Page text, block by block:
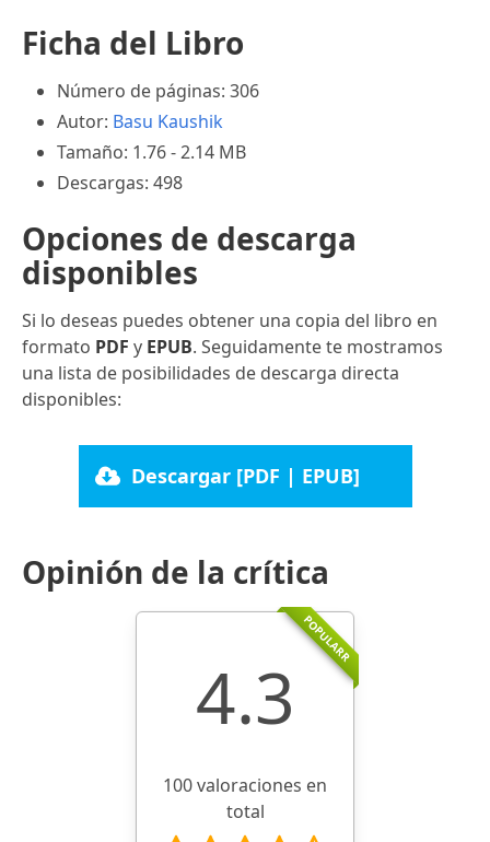
Ficha del Libro
Número de páginas: 306
Autor: Basu Kaushik
Tamaño: 1.76 - 2.14 MB
Descargas: 498
Opciones de descarga
disponibles
Si lo deseas puedes obtener una copia del libro en
formato PDF y EPUB. Seguidamente te mostramos
una lista de posibilidades de descarga directa
disponibles:
Descargar [PDF | EPUB]
Opinión de la crítica
POPULARR
4.3
100 valoraciones en
total